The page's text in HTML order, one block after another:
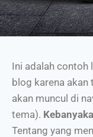
Ini adalah contoh
blog karena
akan muncul di
tema).
Tentang yang